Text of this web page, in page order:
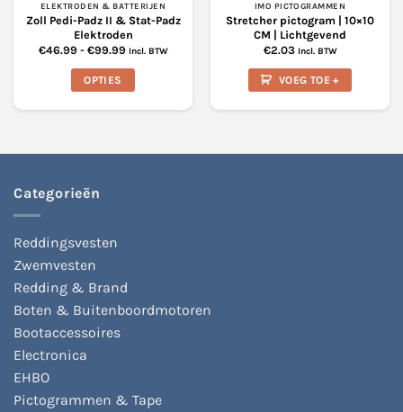
ELEKTRODEN & BATTERIJEN
Zoll Pedi-Padz II & Stat-Padz
Elektroden
€46.99 - €99.99Prijsklasse:
tot
Incl. BTW
OPTIES
meerdere
gekozen
productpagina
IMO PICTOGRAMMEN
Stretcher pictogram | 10×10
CM | Lichtgevend
€2.03 Incl. BTW
VOEG TOE +
Categorieën
Reddingsvesten
Zwemvesten
Redding & Brand
Boten & Buitenboordmotoren
Bootaccessoires
Electronica
EHBO
Pictogrammen & Tape